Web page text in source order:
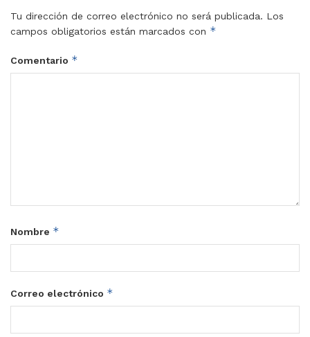
Tu dirección de correo electrónico no será publicada. Los
campos obligatorios están marcados con *
Comentario *
Nombre *
Correo electrónico *